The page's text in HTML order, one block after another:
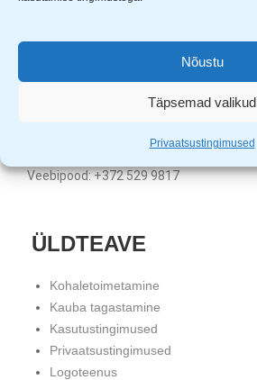
Nõustu
Täpsemad valikud
Privaatsustingimused
KMKR nr. EE101331720
Klienditugi: E-R 9.00 – 17.00
Veebipood: +372 529 9817
ÜLDTEAVE
Kohaletoimetamine
Kauba tagastamine
Kasutustingimused
Privaatsustingimused
Logoteenus